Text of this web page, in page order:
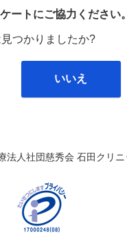
ートにご協力ください。
つかりましたか?
いいえ
法人社団慈秀会 石田クリニ